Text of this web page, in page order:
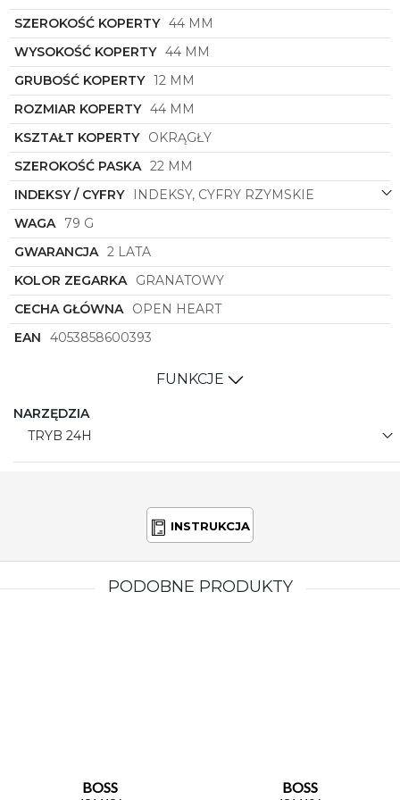
pewnością spełni Twoje oczekiwania.
Załóż go i poczuj elegancję i prestiż, jakie niesie ze
sobą ten wyjątkowy czasomierz.
SZEROKOŚĆ KOPERTY 44 MM
WYSOKOŚĆ KOPERTY 44 MM
GRUBOŚĆ KOPERTY 12 MM
ROZMIAR KOPERTY 44 MM
KSZTAŁT KOPERTY OKRĄGŁY
SZEROKOŚĆ PASKA 22 MM
INDEKSY / CYFRY
INDEKSY, CYFRY RZYMSKIE
WAGA 79 G
GWARANCJA 2 LATA
KOLOR ZEGARKA GRANATOWY
CECHA GŁÓWNA OPEN HEART
EAN
4053858600393
FUNKCJE
NARZĘDZIA
TRYB 24H
INSTRUKCJA
PODOBNE PRODUKTY
BOSS BOSS